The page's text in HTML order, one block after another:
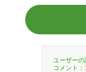
ユーザーの
コメント：